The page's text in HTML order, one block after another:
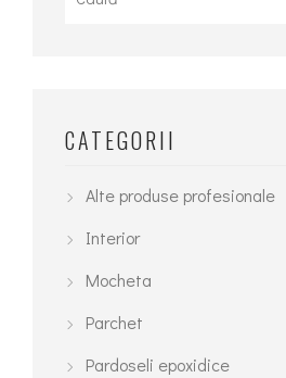
CATEGORII
Alte produse profesionale
Interior
Mocheta
Parchet
Pardoseli epoxidice